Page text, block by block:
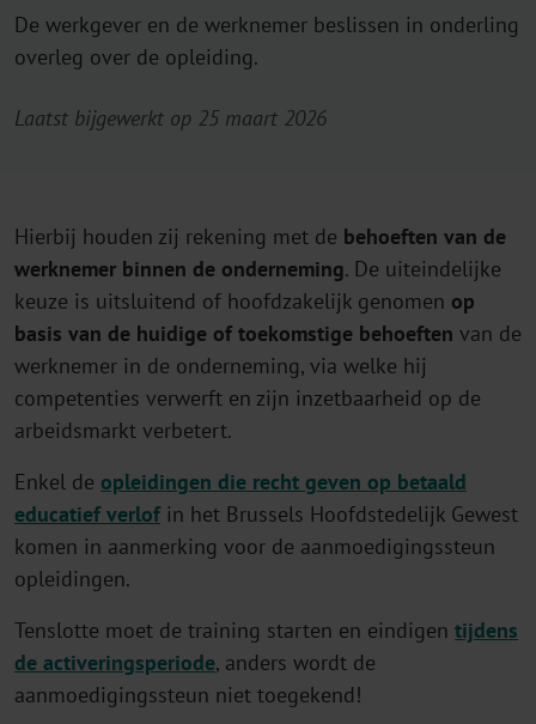
De werkgever en de werknemer beslissen in onderling
overleg over de opleiding.
Laatst bijgewerkt op 25 maart 2026
Hierbij houden zij rekening met de behoeften van de
werknemer binnen de onderneming. De uiteindelijke
keuze is uitsluitend of hoofdzakelijk genomen op
basis van de huidige of toekomstige behoeften van de
werknemer in de onderneming, via welke hij
competenties verwerft en zijn inzetbaarheid op de
arbeidsmarkt verbetert.
Enkel de opleidingen die recht geven op betaald
educatief verlofin het Brussels Hoofdstedelijk Gewest
komen in aanmerking voor de aanmoedigingssteun
opleidingen.
Tenslotte moet de training starten en eindigen tijdens
de activeringsperiode, anders wordt de
aanmoedigingssteun niet toegekend!